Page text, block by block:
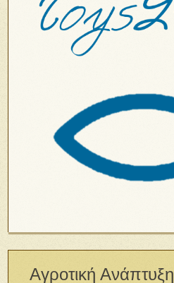
Αγροτική Ανάπτυξη